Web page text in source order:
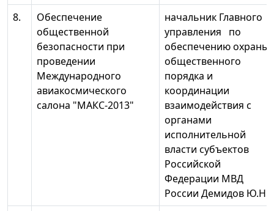
8.
Обеспечение
общественной
безопасности при
проведении
Международного
авиакосмического
салона "МАКС-2013"
начальник Главного
управления по
обеспечению охраны
общественного
порядка и
координации
взаимодействия с
органами
исполнительной
власти субъектов
Российской
Федерации МВД
России Демидов Ю.Н.